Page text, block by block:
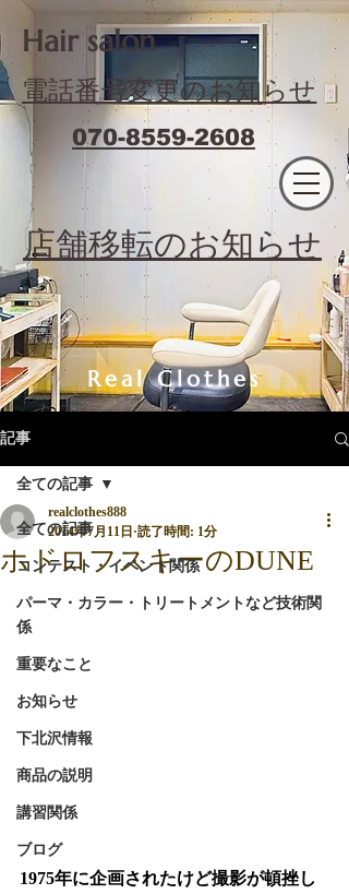
​Hair salon
電話番号変更のお知らせ
070-8559-2608
​店舗移転のお知らせ
Real Clothes
記事
全ての記事
コンテスト・イベント関係
パーマ・カラー・トリートメントなど技術関
係
重要なこと
お知らせ
下北沢情報
商品の説明
講習関係
ブログ
全ての記事
ホドロフスキーのDUNE
realclothes888
2014年7月11日 読了時間: 1分
1975年に企画されたけど撮影が頓挫し